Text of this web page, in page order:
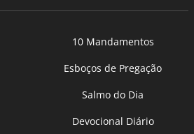
10 Mandamentos
Esboços de Pregação
Salmo do Dia
Devocional Diário